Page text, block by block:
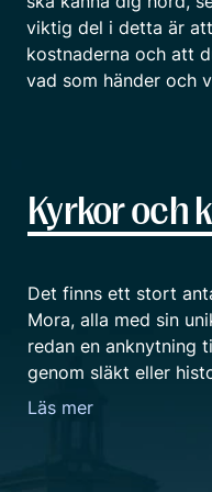
viktig del i detta är
kostnaderna och att
vad som händer och
Det finns ett stort
Mora, alla med sin
redan en anknytning
genom släkt eller
och välja en lämplig
Läs mer